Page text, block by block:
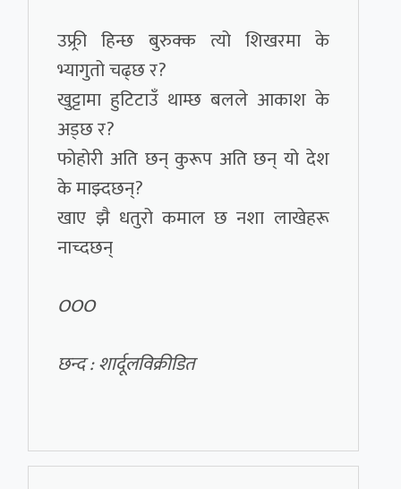
उफ्र्री हिन्छ बुरुक्क त्यो शिखरमा के
भ्यागुतो चढ्छ र?
खुट्टामा हुटिटाउँ थाम्छ बलले आकाश के
अड्छ र?
फोहोरी अति छन् कुरूप अति छन् यो देश
के माझ्दछन्?
खाए झै धतुरो कमाल छ नशा लाखेहरू
नाच्दछन्
OOO
छन्द : शार्दूलविक्रीडित